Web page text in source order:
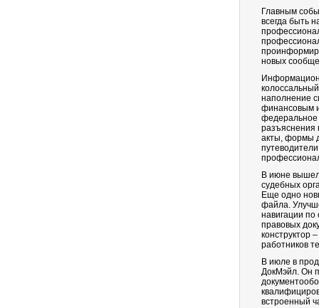
Главным
всегда быть
новых
наполнение
финансовым
федеральное
разъяснения
акты, формы
В июне
судебных
Еще одно
файла.
навигации по
правовых
конструктор
работников
В июле в
ДокМэйл. Он
встроенный